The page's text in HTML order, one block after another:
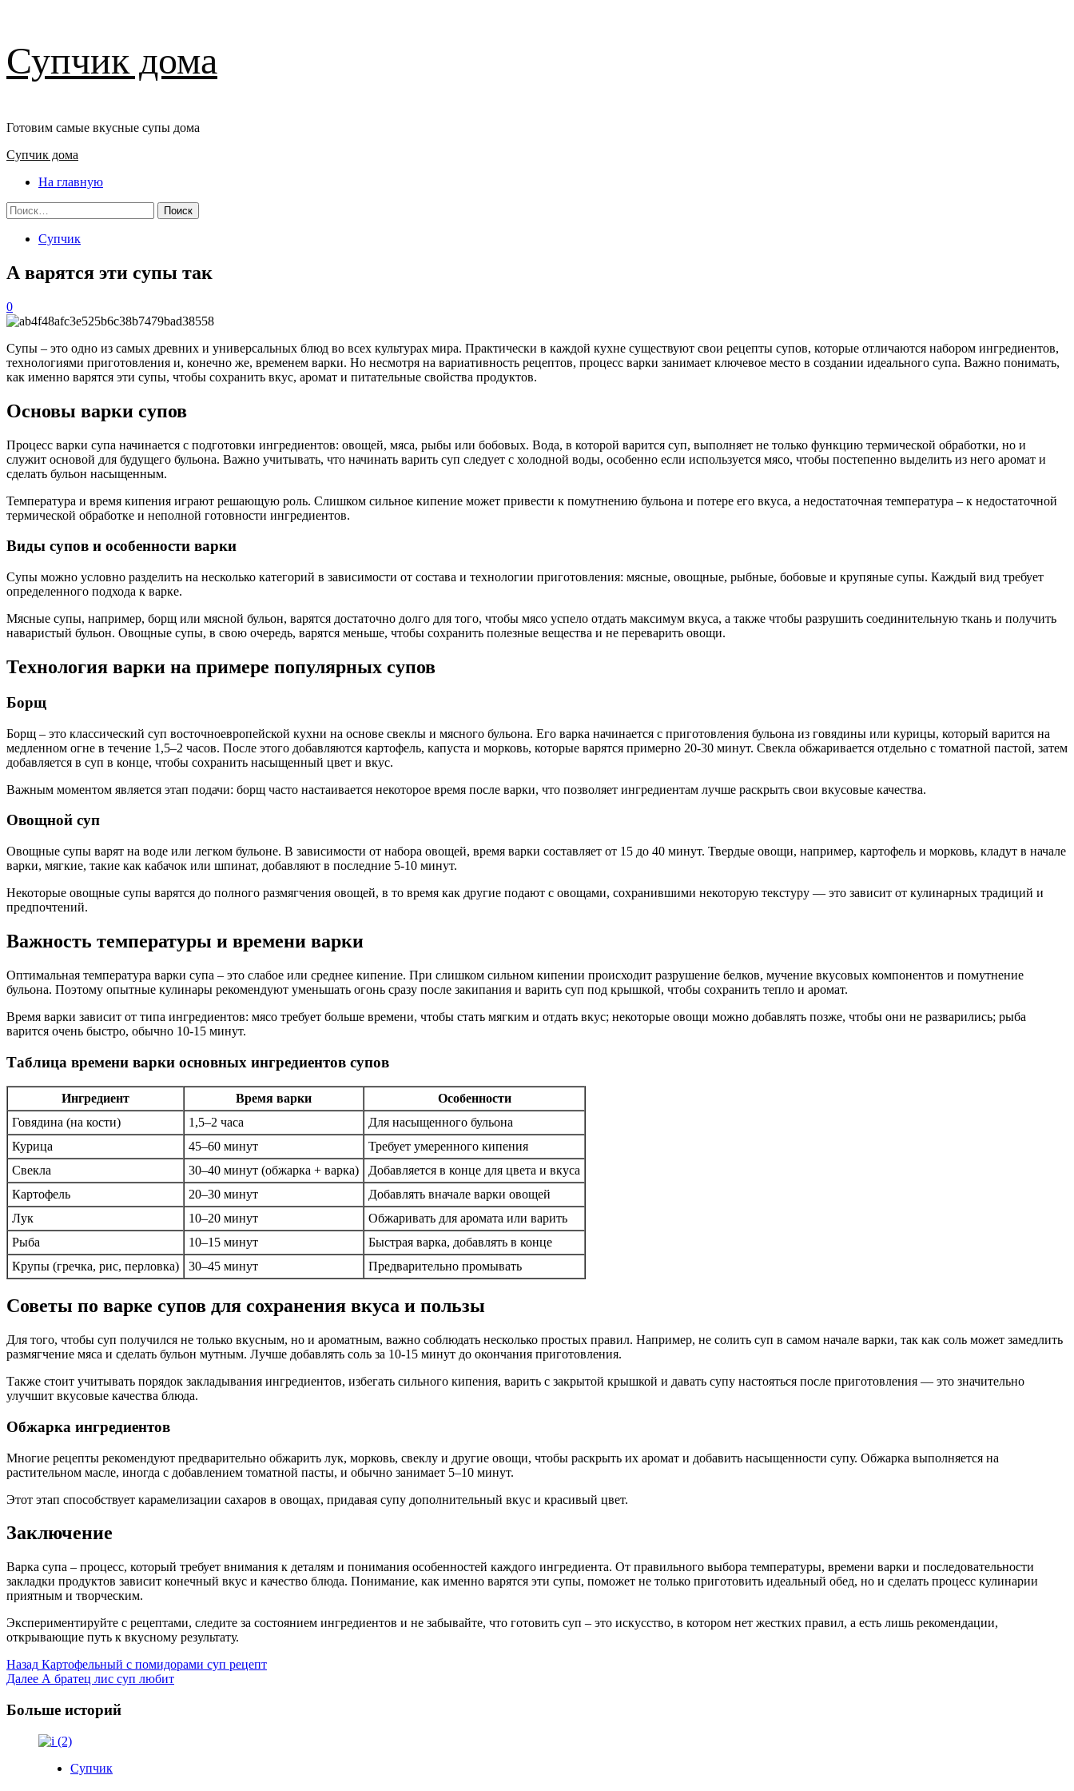
к
содержимому
Супчик дома
Готовим самые вкусные супы дома
Основное
Супчик дома
На главную
Найти:
Супчик
А варятся эти супы так
0
Супы – это одно из самых древних и универсальных блюд во всех культурах мира. Практически в каждой кухне существуют свои рецепты супов, которые отличаются набором ингредиентов,
технологиями приготовления и, конечно же, временем варки. Но несмотря на вариативность рецептов, процесс варки занимает ключевое место в создании идеального супа. Важно понимать,
как именно варятся эти супы, чтобы сохранить вкус, аромат и питательные свойства продуктов.
Основы варки супов
Процесс варки супа начинается с подготовки ингредиентов: овощей, мяса, рыбы или бобовых. Вода, в которой варится суп, выполняет не только функцию термической обработки, но и
служит основой для будущего бульона. Важно учитывать, что начинать варить суп следует с холодной воды, особенно если используется мясо, чтобы постепенно выделить из него аромат и
сделать бульон насыщенным.
Температура и время кипения играют решающую роль. Слишком сильное кипение может привести к помутнению бульона и потере его вкуса, а недостаточная температура – к недостаточной
термической обработке и неполной готовности ингредиентов.
Виды супов и особенности варки
Супы можно условно разделить на несколько категорий в зависимости от состава и технологии приготовления: мясные, овощные, рыбные, бобовые и крупяные супы. Каждый вид требует
определенного подхода к варке.
Мясные супы, например, борщ или мясной бульон, варятся достаточно долго для того, чтобы мясо успело отдать максимум вкуса, а также чтобы разрушить соединительную ткань и получить
наваристый бульон. Овощные супы, в свою очередь, варятся меньше, чтобы сохранить полезные вещества и не переварить овощи.
Технология варки на примере популярных супов
Борщ
Борщ – это классический суп восточноевропейской кухни на основе свеклы и мясного бульона. Его варка начинается с приготовления бульона из говядины или курицы, который варится на
медленном огне в течение 1,5–2 часов. После этого добавляются картофель, капуста и морковь, которые варятся примерно 20-30 минут. Свекла обжаривается отдельно с томатной пастой, затем
добавляется в суп в конце, чтобы сохранить насыщенный цвет и вкус.
Важным моментом является этап подачи: борщ часто настаивается некоторое время после варки, что позволяет ингредиентам лучше раскрыть свои вкусовые качества.
Овощной суп
Овощные супы варят на воде или легком бульоне. В зависимости от набора овощей, время варки составляет от 15 до 40 минут. Твердые овощи, например, картофель и морковь, кладут в начале
варки, мягкие, такие как кабачок или шпинат, добавляют в последние 5-10 минут.
Некоторые овощные супы варятся до полного размягчения овощей, в то время как другие подают с овощами, сохранившими некоторую текстуру — это зависит от кулинарных традиций и
предпочтений.
Важность температуры и времени варки
Оптимальная температура варки супа – это слабое или среднее кипение. При слишком сильном кипении происходит разрушение белков, мучение вкусовых компонентов и помутнение
бульона. Поэтому опытные кулинары рекомендуют уменьшать огонь сразу после закипания и варить суп под крышкой, чтобы сохранить тепло и аромат.
Время варки зависит от типа ингредиентов: мясо требует больше времени, чтобы стать мягким и отдать вкус; некоторые овощи можно добавлять позже, чтобы они не разварились; рыба
варится очень быстро, обычно 10-15 минут.
Таблица времени варки основных ингредиентов супов
Ингредиент Время варки
Особенности
Говядина (на кости)
1,5–2 часа
Для насыщенного бульона
Курица
45–60 минут
Требует умеренного кипения
Свекла
30–40 минут (обжарка + варка)
Добавляется в конце для цвета и вкуса
Картофель
20–30 минут
Добавлять вначале варки овощей
Лук
10–20 минут
Обжаривать для аромата или варить
Рыба
10–15 минут
Быстрая варка, добавлять в конце
Крупы (гречка, рис, перловка)
30–45 минут Предварительно промывать
Советы по варке супов для сохранения вкуса и пользы
Для того, чтобы суп получился не только вкусным, но и ароматным, важно соблюдать несколько простых правил. Например, не солить суп в самом начале варки, так как соль может замедлить
размягчение мяса и сделать бульон мутным. Лучше добавлять соль за 10-15 минут до окончания приготовления.
Также стоит учитывать порядок закладывания ингредиентов, избегать сильного кипения, варить с закрытой крышкой и давать супу настояться после приготовления — это значительно
улучшит вкусовые качества блюда.
Обжарка ингредиентов
Многие рецепты рекомендуют предварительно обжарить лук, морковь, свеклу и другие овощи, чтобы раскрыть их аромат и добавить насыщенности супу. Обжарка выполняется на
растительном масле, иногда с добавлением томатной пасты, и обычно занимает 5–10 минут.
Этот этап способствует карамелизации сахаров в овощах, придавая супу дополнительный вкус и красивый цвет.
Заключение
Варка супа – процесс, который требует внимания к деталям и понимания особенностей каждого ингредиента. От правильного выбора температуры, времени варки и последовательности
закладки продуктов зависит конечный вкус и качество блюда. Понимание, как именно варятся эти супы, поможет не только приготовить идеальный обед, но и сделать процесс кулинарии
приятным и творческим.
Экспериментируйте с рецептами, следите за состоянием ингредиентов и не забывайте, что готовить суп – это искусство, в котором нет жестких правил, а есть лишь рекомендации,
открывающие путь к вкусному результату.
Post
Navigation
Назад Картофельный с помидорами суп рецепт
Далее А братец лис суп любит
Больше историй
Супчик